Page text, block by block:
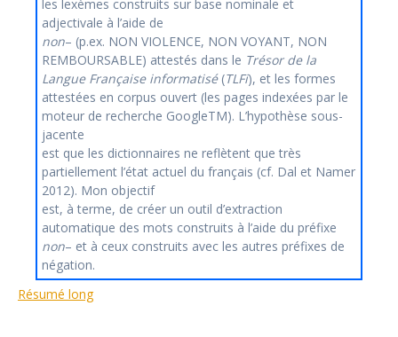
les lexèmes construits sur base nominale et
adjectivale à l’aide de
non– (p.ex. NON VIOLENCE, NON VOYANT, NON
REMBOURSABLE) attestés dans le Trésor de la
Langue Française informatisé(TLFi), et les formes
attestées en corpus ouvert (les pages indexées par le
moteur de recherche GoogleTM). L’hypothèse sous-
jacente
est que les dictionnaires ne reflètent que très
partiellement l’état actuel du français (cf. Dal et Namer
2012). Mon objectif
est, à terme, de créer un outil d’extraction
automatique des mots construits à l’aide du préfixe
non– et à ceux construits avec les autres préfixes de
négation.
Résumé long